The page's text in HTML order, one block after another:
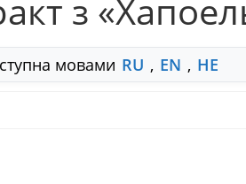
з
мовами RU , EN , HE